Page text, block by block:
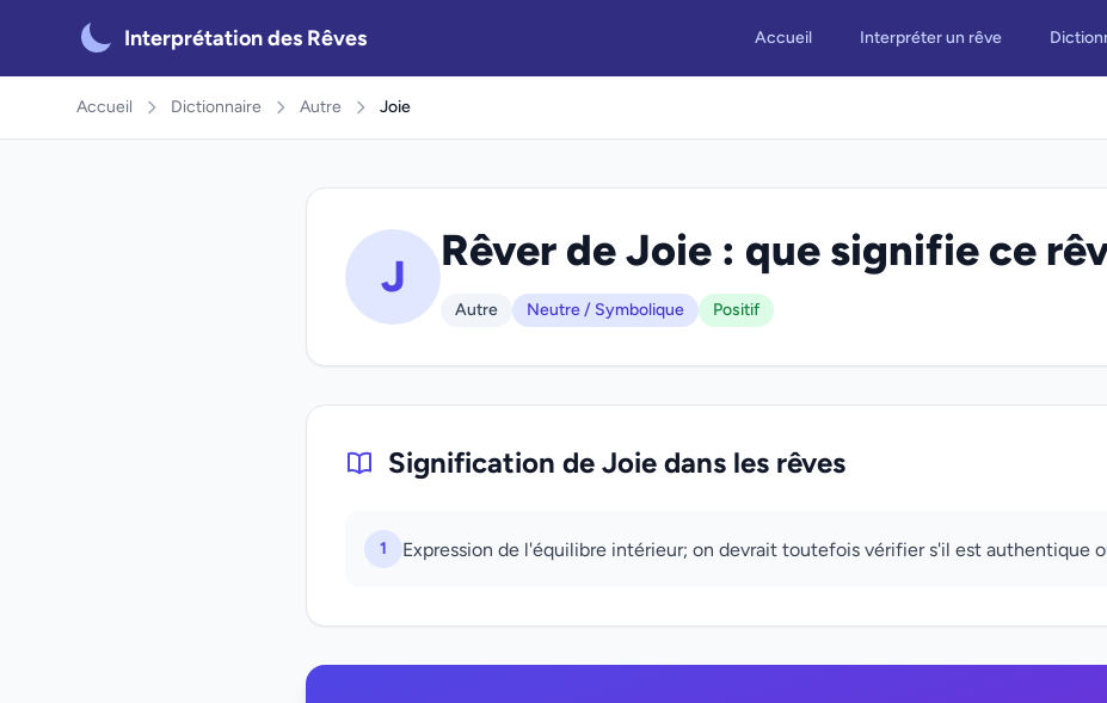
Interprétation des Rêves Accueil Interpréter un rêve
Accueil Dictionnaire Autre Joie
J
Rêver de Joie : que signifie ce
Autre Neutre / Symbolique Positif
Signification de Joie dans les rêves
1 Expression de l'équilibre intérieur; on devrait toutefois vérifier s'il est authentique